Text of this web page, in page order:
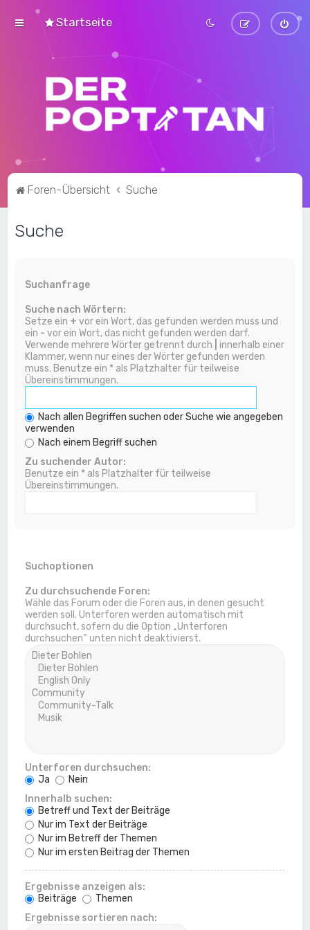
Startseite
Foren-Übersicht Suche
Suche
Suchanfrage
Suche nach Wörtern:
Setze ein + vor ein Wort, das gefunden werden muss und
ein - vor ein Wort, das nicht gefunden werden darf.
Verwende mehrere Wörter getrennt durch
innerhalb einer
Klammer, wenn nur eines der Wörter gefunden werden
muss. Benutze ein * als Platzhalter für teilweise
Übereinstimmungen.
Nach allen Begriffen suchen oder Suche wie angegeben
verwenden
Nach einem Begriff suchen
Zu suchender Autor:
Benutze ein * als Platzhalter für teilweise
Übereinstimmungen.
Suchoptionen
Zu durchsuchende Foren:
Wähle das Forum oder die Foren aus, in denen gesucht
werden soll. Unterforen werden automatisch mit
durchsucht, sofern du die Option „Unterforen
durchsuchen“ unten nicht deaktivierst.
Unterforen durchsuchen:
Ja
Nein
Innerhalb suchen:
Betreff und Text der Beiträge
Nur im Text der Beiträge
Nur im Betreff der Themen
Nur im ersten Beitrag der Themen
Ergebnisse anzeigen als:
Beiträge
Themen
Ergebnisse sortieren nach: